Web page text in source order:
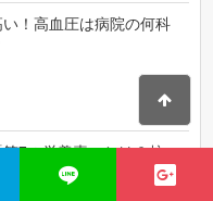
！高血圧は病院の何科
7の栄養素」とは？核
の理由とお勧めの食べ